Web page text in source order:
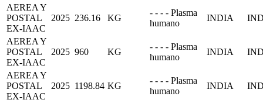
AEREA Y
POSTAL
EX-IAAC
2025 236.16 KG
- - - - Plasma
humano
INDIA
AEREA Y
POSTAL
EX-IAAC
2025 960 KG
- - - - Plasma
humano
INDIA
AEREA Y
POSTAL
EX-IAAC
2025 1198.84 KG
- - - - Plasma
humano
INDIA